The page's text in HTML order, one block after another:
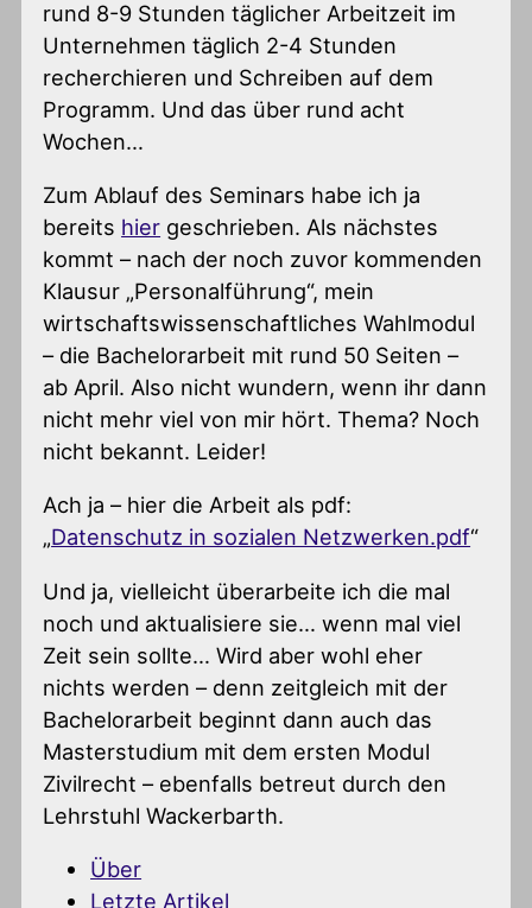
rund 8-9 Stunden täglicher Arbeitzeit im
Unternehmen täglich 2-4 Stunden
recherchieren und Schreiben auf dem
Programm. Und das über rund acht
Wochen…
Zum Ablauf des Seminars habe ich ja
bereits hier geschrieben. Als nächstes
kommt – nach der noch zuvor kommenden
Klausur „Personalführung“, mein
wirtschaftswissenschaftliches Wahlmodul
– die Bachelorarbeit mit rund 50 Seiten –
ab April. Also nicht wundern, wenn ihr dann
nicht mehr viel von mir hört. Thema? Noch
nicht bekannt. Leider!
Ach ja – hier die Arbeit als pdf:
„Datenschutz in sozialen Netzwerken.pdf“
Und ja, vielleicht überarbeite ich die mal
noch und aktualisiere sie… wenn mal viel
Zeit sein sollte… Wird aber wohl eher
nichts werden – denn zeitgleich mit der
Bachelorarbeit beginnt dann auch das
Masterstudium mit dem ersten Modul
Zivilrecht – ebenfalls betreut durch den
Lehrstuhl Wackerbarth.
Über
Letzte Artikel